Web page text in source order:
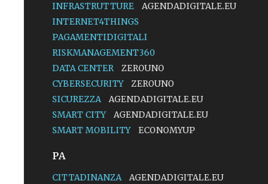
INFRASTRUTTURE
AGENDADIGITALE.EU
INTERNET4THINGS
PAGAMENTIDIGITALI
RISKMANAGEMENT360
DATA CENTER
ZEROUNO
CYBERSECURITY
ZEROUNO
SICUREZZA
AGENDADIGITALE.EU
SMART CITY
AGENDADIGITALE.EU
SMART MOBILITY
ECONOMYUP
PA
CITTADINANZA
AGENDADIGITALE.EU